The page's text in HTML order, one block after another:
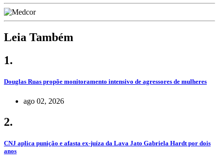
Leia Também
1.
Douglas Ruas propõe monitoramento intensivo de agressores de mulheres
ago 02, 2026
2.
CNJ aplica punição e afasta ex-juíza da Lava Jato Gabriela Hardt por dois
anos